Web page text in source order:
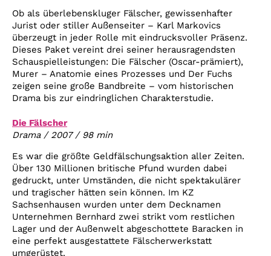
Ob als überlebenskluger Fälscher, gewissenhafter
Jurist oder stiller Außenseiter – Karl Markovics
überzeugt in jeder Rolle mit eindrucksvoller Präsenz.
Dieses Paket vereint drei seiner herausragendsten
Schauspielleistungen: Die Fälscher (Oscar-prämiert),
Murer – Anatomie eines Prozesses und Der Fuchs
zeigen seine große Bandbreite – vom historischen
Drama bis zur eindringlichen Charakterstudie.
Die Fälscher
Drama / 2007 / 98 min
Es war die größte Geldfälschungsaktion aller Zeiten.
Über 130 Millionen britische Pfund wurden dabei
gedruckt, unter Umständen, die nicht spektakulärer
und tragischer hätten sein können. Im KZ
Sachsenhausen wurden unter dem Decknamen
Unternehmen Bernhard zwei strikt vom restlichen
Lager und der Außenwelt abgeschottete Baracken in
eine perfekt ausgestattete Fälscherwerkstatt
umgerüstet.